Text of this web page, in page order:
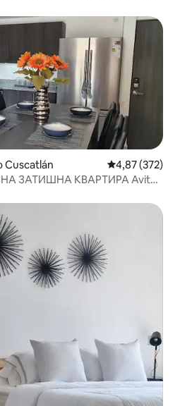
Cuscatlán Середня
4,87 (372)
ЗАТИШНА КВАРТИРА Avitat